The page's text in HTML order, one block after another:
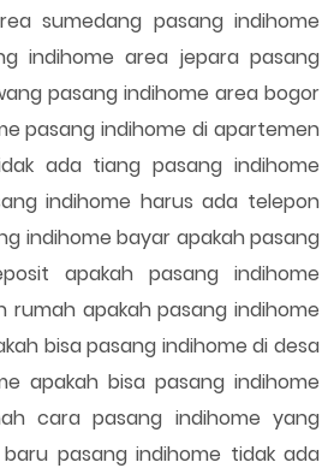
sumedang pasang indihome
indihome area jepara pasang
pasang indihome area bogor
pasang indihome di apartemen
ada tiang pasang indihome
indihome harus ada telepon
indihome bayar apakah pasang
apakah pasang indihome
rumah apakah pasang indihome
bisa pasang indihome di desa
apakah bisa pasang indihome
cara pasang indihome yang
pasang indihome tidak ada